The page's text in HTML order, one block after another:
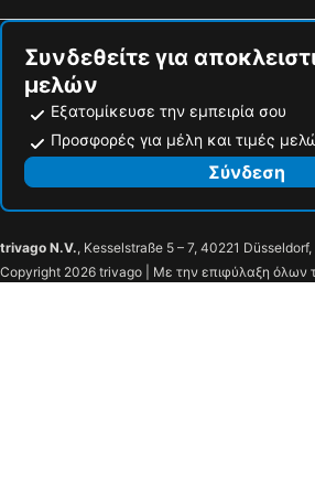
Συνδεθείτε για
μελών
Εξατομίκευσε την εμπειρία σου
Προσφορές για μέλη και τιμές
Σύνδεση
trivago N.V., Kesselstraße 5 – 7, 40221 Düsseldorf,
Copyright 2026 trivago | Με την επιφύλαξη όλων